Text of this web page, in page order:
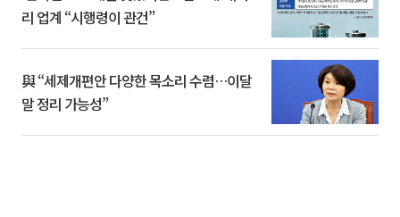
리 업계 “시행령이 관건”
與 “세제개편안 다양한 목소리 수렴…이달
말 정리 가능성”